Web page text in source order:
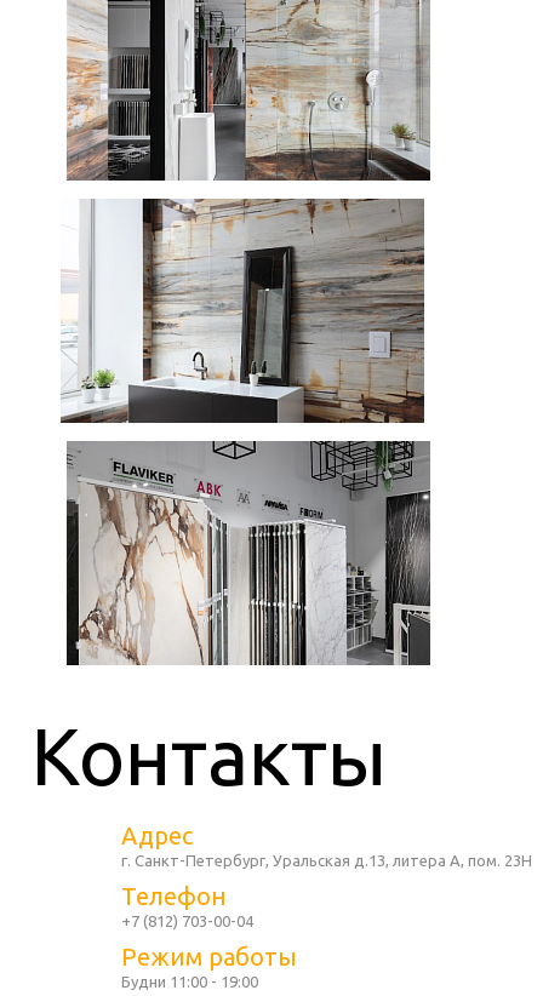
Контакты
Адрес
г. Санкт-Петербург, Уральская д.13, литера А, пом. 23Н
Телефон
+7 (812) 703-00-04
Режим работы
Будни 11:00 - 19:00